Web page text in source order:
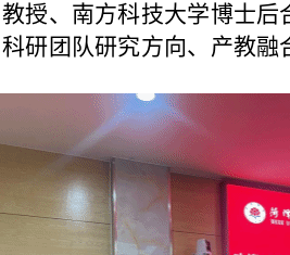
教授、南方科技大学博士后
研团队研究方向、 产教融